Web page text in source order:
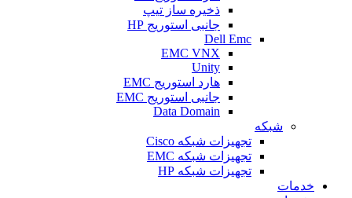
ذخیره ساز تیپ
جانبی استوریج HP
Dell Emc
EMC VNX
Unity
هارد استوریج EMC
جانبی استوریج EMC
Data Domain
شبکه
تجهیزات شبکه Cisco
تجهیزات شبکه EMC
تجهیزات شبکه HP
خدمات